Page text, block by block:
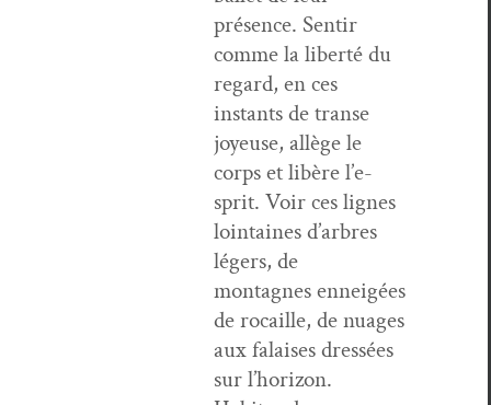
présence. Sen­tir
comme la lib­erté du
regard, en ces
instants de transe
joyeuse, allège le
corps et libère l’e­
sprit. Voir ces lignes
loin­taines d’ar­bres
légers, de
mon­tagnes enneigées
de rocaille, de nuages
aux falais­es dressées
sur l’horizon.